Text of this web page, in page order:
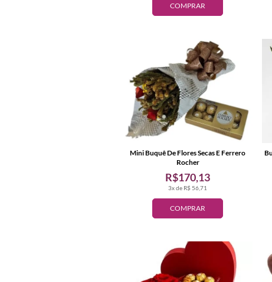
COMPRAR
COMPRAR
3x de R$ 56,71
R$170,13
Mini Buquê De Flores Secas E Ferrero
Rocher